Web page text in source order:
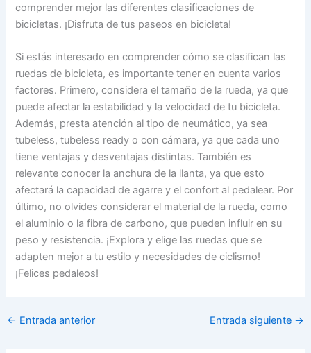
comprender mejor las diferentes clasificaciones de
bicicletas. ¡Disfruta de tus paseos en bicicleta!
Si estás interesado en comprender cómo se clasifican las
ruedas de bicicleta, es importante tener en cuenta varios
factores. Primero, considera el tamaño de la rueda, ya que
puede afectar la estabilidad y la velocidad de tu bicicleta.
Además, presta atención al tipo de neumático, ya sea
tubeless, tubeless ready o con cámara, ya que cada uno
tiene ventajas y desventajas distintas. También es
relevante conocer la anchura de la llanta, ya que esto
afectará la capacidad de agarre y el confort al pedalear. Por
último, no olvides considerar el material de la rueda, como
el aluminio o la fibra de carbono, que pueden influir en su
peso y resistencia. ¡Explora y elige las ruedas que se
adapten mejor a tu estilo y necesidades de ciclismo!
¡Felices pedaleos!
← Entrada anterior Entrada siguiente →